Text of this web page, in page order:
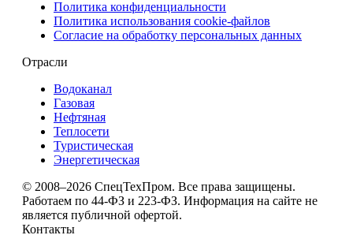
Политика конфиденциальности
Политика использования сookie-файлов
Согласие на обработку персональных данных
Отрасли
Водоканал
Газовая
Нефтяная
Теплосети
Туристическая
Энергетическая
© 2008–2026 СпецТехПром. Все права защищены.
Работаем по 44-ФЗ и 223-ФЗ. Информация на сайте не
является публичной офертой.
Контакты